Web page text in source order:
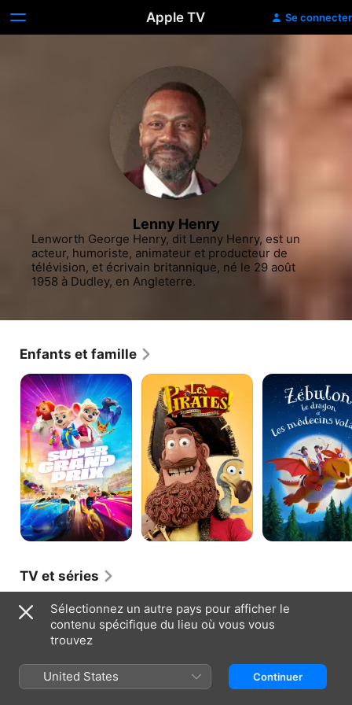
Apple TV Se connecter
Lenny Henry
Lenworth George Henry, dit Lenny Henry, est un
acteur, humoriste, animateur et producteur de
télévision, et écrivain britannique, né le 29 août
1958 à Dudley, en Angleterre.
Enfants et famille
Super
Grand
Prix
Les
Pirates!
Bons
Rien,
Mauvais
En
Tout
Zébulon
dragon
les
médecins
volants
TV et séries
Le
Seigneur
Anneaux:
Anneaux
Pouvoir
Sélectionnez un autre pays pour afficher le
contenu spécifique du lieu où vous vous
trouvez
United States Continuer